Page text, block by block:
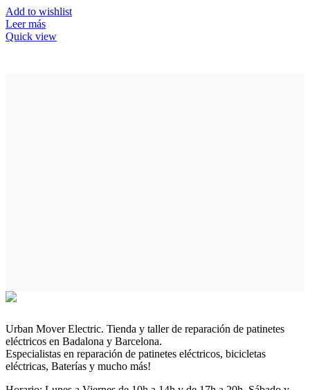
Add to wishlist
Leer más
Quick view
Urban Mover Electric. Tienda y taller de reparación de patinetes
eléctricos en Badalona y Barcelona.
Especialistas en reparación de patinetes eléctricos, bicicletas
eléctricas, Baterías y mucho más!